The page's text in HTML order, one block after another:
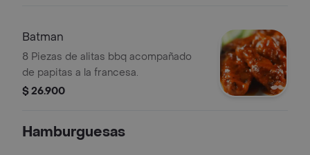
Batman
8 Piezas de alitas bbq acompañado
de papitas a la francesa.
$ 26.900
Hamburguesas